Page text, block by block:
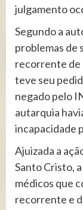
julgamento
Segundo a
problemas de
recorrente de
teve seu
negado pelo
autarquia
incapacidade
Ajuizada a
Santo Cristo,
médicos que
recorrente e